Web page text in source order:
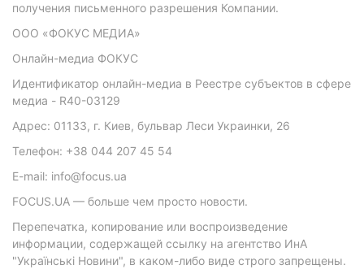
получения письменного разрешения Компании.
ООО «ФОКУС МЕДИА»
Онлайн-медиа ФОКУС
Идентификатор онлайн-медиа в Реестре субъектов в сфере
медиа - R40-03129
Адрес: 01133, г. Киев, бульвар Леси Украинки, 26
Телефон: +38 044 207 45 54
E-mail: info@focus.ua
FOCUS.UA — больше чем просто новости.
Перепечатка, копирование или воспроизведение
информации, содержащей ссылку на агентство ИнА
"Українські Новини", в каком-либо виде строго запрещены.